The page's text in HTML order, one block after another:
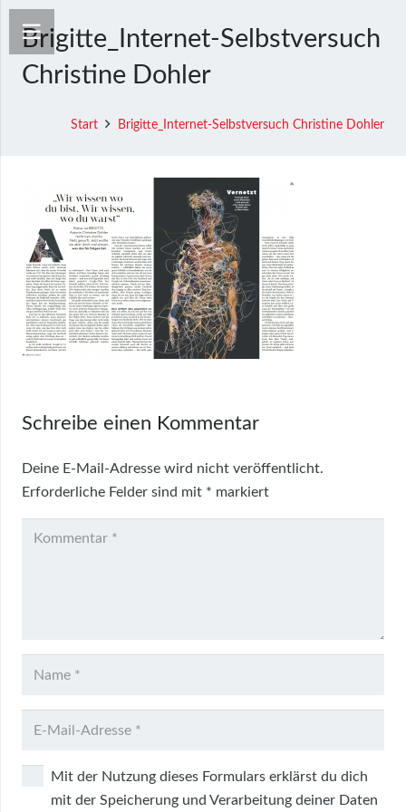
Brigitte_Internet-Selbstversuch
Christine Dohler
Start Brigitte_Internet-Selbstversuch Christine Dohler
Schreibe einen Kommentar
Deine E-Mail-Adresse wird nicht veröffentlicht.
Erforderliche Felder sind mit * markiert
Mit der Nutzung dieses Formulars erklärst du dich
mit der Speicherung und Verarbeitung deiner Daten